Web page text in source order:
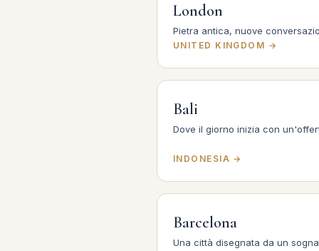
London
Pietra antica, nuove
UNITED KINGDOM →
Bali
Dove il giorno inizia con
INDONESIA →
Barcelona
Una città disegnata da un